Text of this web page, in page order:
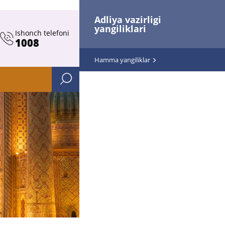
Adliya vazirligi
yangiliklari
Hamma yangiliklar
Ishonch telefoni
1008